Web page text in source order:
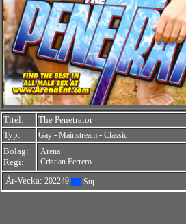
Titel:
The Penetrator
Typ:
Gay - Mainstream - Classic
Bolag:
Regi:
Arena
Cristian Ferrero
År-Vecka: 202249